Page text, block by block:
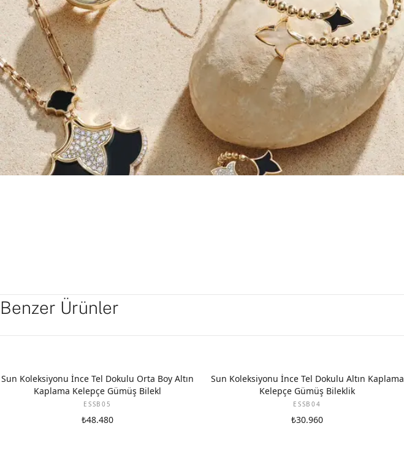
Benzer Ürünler
Sun Koleksiyonu İnce Tel Dokulu Orta Boy Altın
Kaplama Kelepçe Gümüş Bilekl
ESSB05
₺48.480
Sun Koleksiyonu İnce Tel Dokulu Altın Kaplama
Kelepçe Gümüş Bileklik
ESSB04
₺30.960